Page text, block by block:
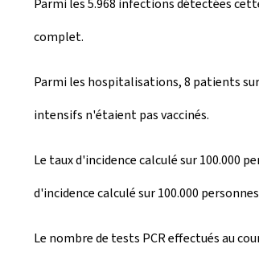
Parmi les 5.968 infections détectées
complet.
Parmi les hospitalisations, 8 patients
intensifs n'étaient pas vaccinés.
Le taux d'incidence calculé sur 100.000
d'incidence calculé sur 100.000
Le nombre de tests PCR effectués au